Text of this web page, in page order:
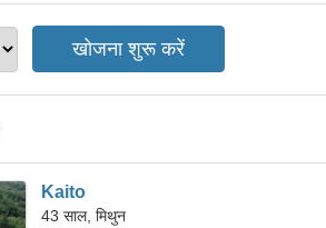
Kaito
43 साल, मिथुन